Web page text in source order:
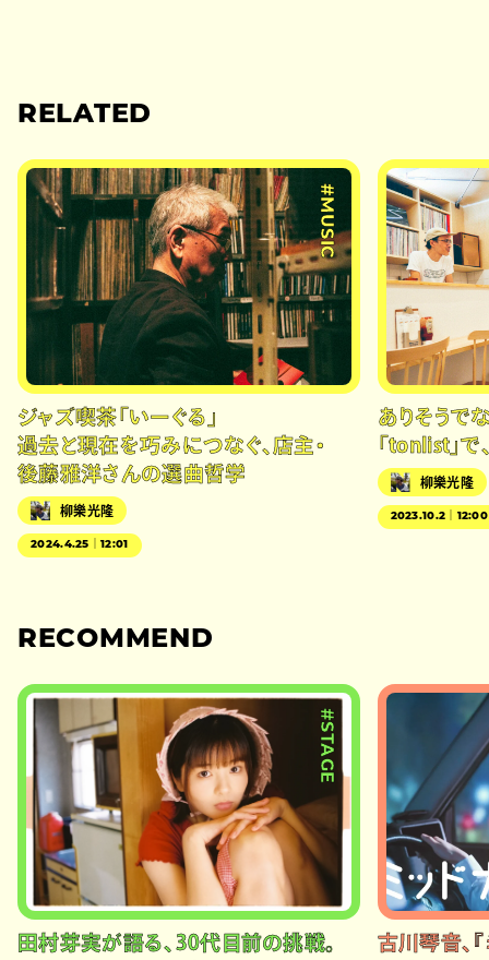
RELATED
#MUSIC
ジャズ喫茶「いーぐる」
過去と現在を巧みにつなぐ、店主・
後藤雅洋さんの選曲哲学
柳樂光隆
2024.4.25｜12:01
ありそうで
「tonlist」で
柳樂光隆
2023.10.2｜12:00
RECOMMEND
#STAGE
田村芽実が語る、30代目前の挑戦。
古川琴音、